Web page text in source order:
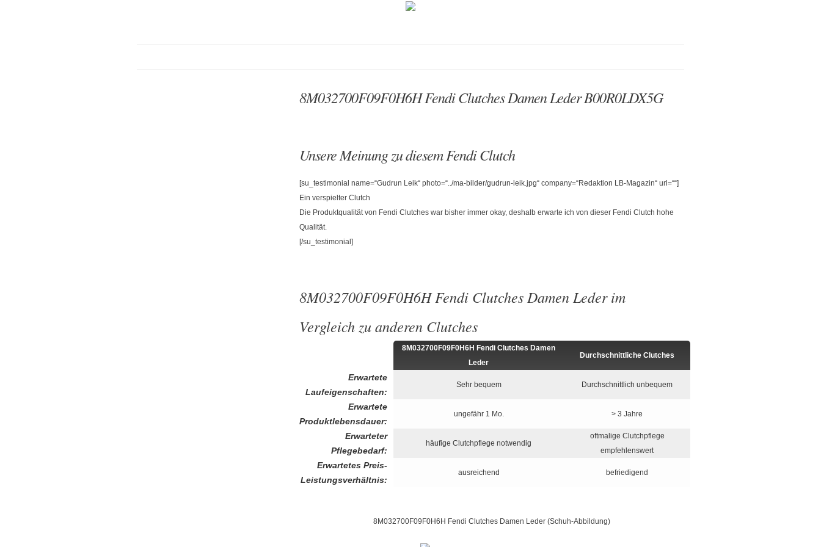
8M032700F09F0H6H Fendi Clutches Damen Leder B00R0LDX5G
Unsere Meinung zu diesem Fendi Clutch
[su_testimonial name=“Gudrun Leik“ photo=“../ma-bilder/gudrun-leik.jpg“ company=“Redaktion LB-Magazin“ url=““]
Ein verspielter Clutch
Die Produktqualität von Fendi Clutches war bisher immer okay, deshalb erwarte ich von dieser Fendi Clutch hohe
Qualität.
[/su_testimonial]
8M032700F09F0H6H Fendi Clutches Damen Leder im
Vergleich zu anderen Clutches
8M032700F09F0H6H Fendi Clutches Damen
Leder
Durchschnittliche Clutches
Erwartete
Laufeigenschaften:
Sehr bequem Durchschnittlich unbequem
Erwartete
Produktlebensdauer:
ungefähr 1 Mo. > 3 Jahre
Erwarteter
Pflegebedarf:
häufige Clutchpflege notwendig
oftmalige Clutchpflege
empfehlenswert
Erwartetes Preis-
Leistungsverhältnis:
ausreichend befriedigend
8M032700F09F0H6H Fendi Clutches Damen Leder (Schuh-Abbildung)